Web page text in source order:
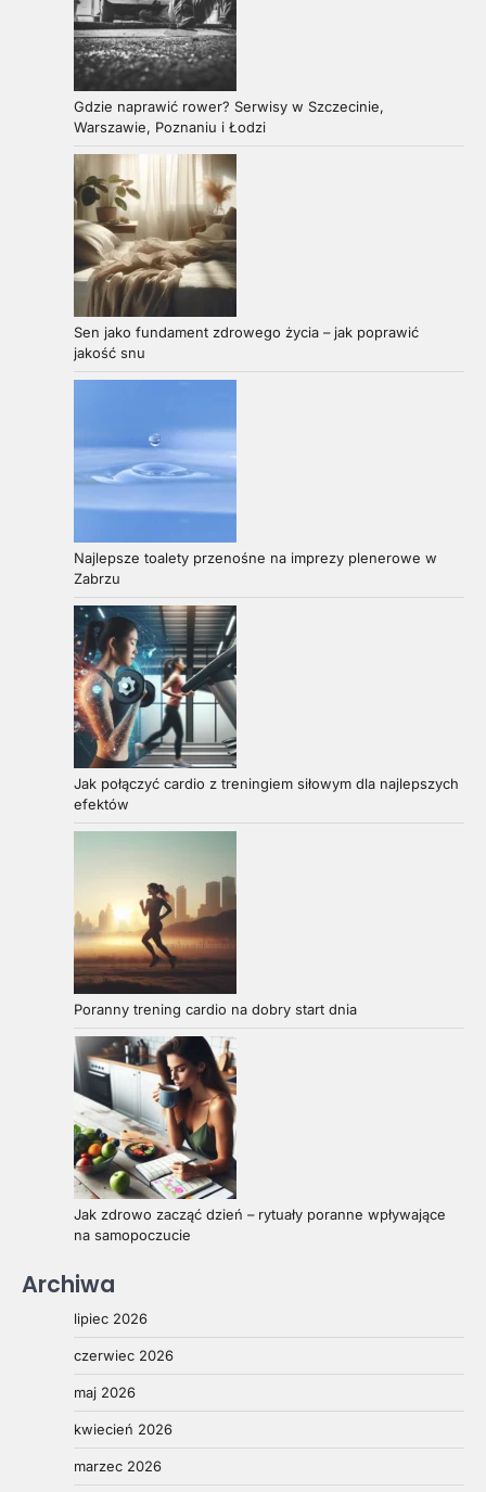
Gdzie naprawić rower? Serwisy w Szczecinie,
Warszawie, Poznaniu i Łodzi
Sen jako fundament zdrowego życia – jak poprawić
jakość snu
Najlepsze toalety przenośne na imprezy plenerowe w
Zabrzu
Jak połączyć cardio z treningiem siłowym dla najlepszych
efektów
Poranny trening cardio na dobry start dnia
Jak zdrowo zacząć dzień – rytuały poranne wpływające
na samopoczucie
Archiwa
lipiec 2026
czerwiec 2026
maj 2026
kwiecień 2026
marzec 2026